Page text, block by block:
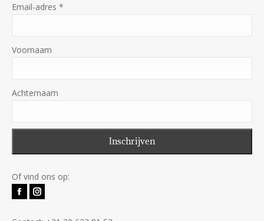
Email-adres *
Voornaam
Achternaam
Of vind ons op:
FacebookInstagram